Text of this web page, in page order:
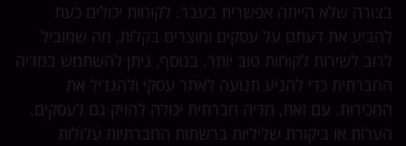
בצורה שלא הייתה אפשרית בעבר. לקוחות יכולים כעת
להביע את דעתם על עסקים ומוצרים בקלות, מה שמוביל
לרוב לשירות לקוחות טוב יותר. בנוסף, ניתן להשתמש במדיה
החברתית כדי להניע תנועה לאתר עסקי ולהגדיל את
המכירות. עם זאת, מדיה חברתית יכולה להזיק גם לעסקים.
הערות או ביקורת שליליות ברשתות החברתיות עלולות